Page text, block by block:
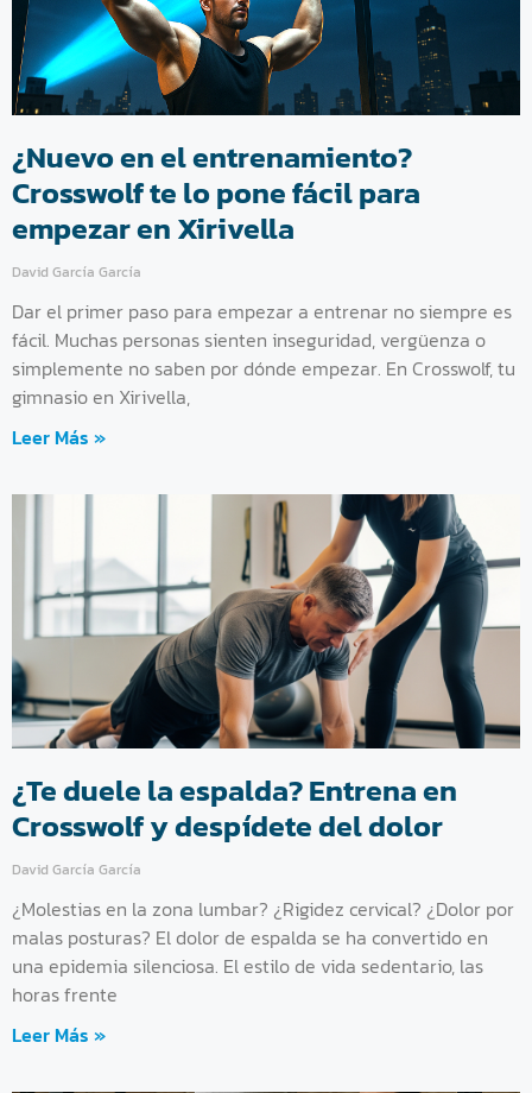
¿Nuevo en el entrenamiento?
Crosswolf te lo pone fácil para
empezar en Xirivella
David García García
Dar el primer paso para empezar a entrenar no siempre es
fácil. Muchas personas sienten inseguridad, vergüenza o
simplemente no saben por dónde empezar. En Crosswolf, tu
gimnasio en Xirivella,
Leer Más »
¿Te duele la espalda? Entrena en
Crosswolf y despídete del dolor
David García García
¿Molestias en la zona lumbar? ¿Rigidez cervical? ¿Dolor por
malas posturas? El dolor de espalda se ha convertido en
una epidemia silenciosa. El estilo de vida sedentario, las
horas frente
Leer Más »